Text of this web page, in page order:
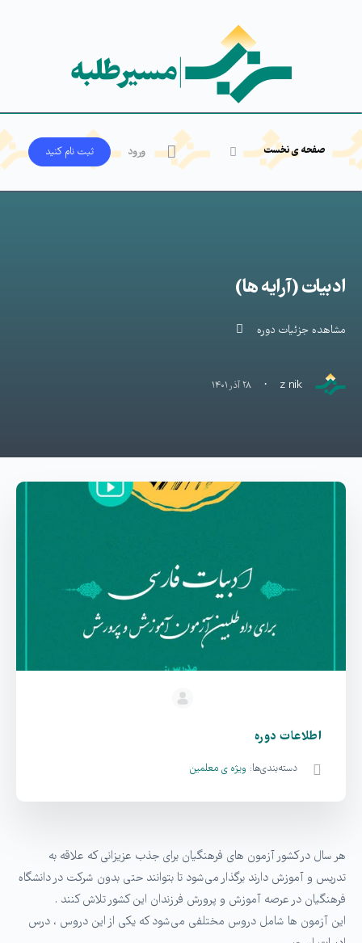
صفحه ی نخست ورود ثبت‌ نام کنید
ادبیات (آرایه ها)
مشاهده جزئیات دوره
z nik
· ۲۸ آذر ۱۴۰۱
هر سال در کشور آزمون های فرهنگیان برای جذب عزیزانی که علاقه به
تدریس و آموزش دارند برگذار می‌شود تا بتوانند حتی بدون شرکت در دانشگاه
فرهنگیان در عرصه آموزش و پرورش فرزندان این کشور تلاش کنند .
این آزمون ها شامل دروس مختلفی می‌شود که یکی از این دروس ، درس
اطلاعات دوره
دسته‌بندی‌ها: ویژه ی معلمین